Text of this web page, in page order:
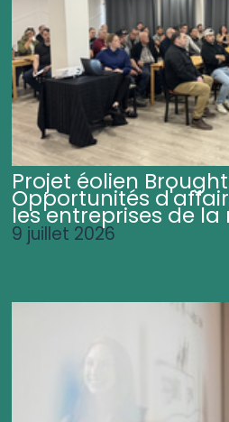
Projet éolien
Opportunités
les entreprises de la
9 juillet 2026